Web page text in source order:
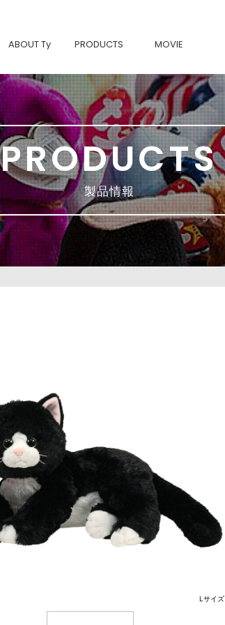
ABOUT Ty
Tyについて
Ty製品の魅力
PRODUCTS
BEANIE BABIES-復刻-
Beanie Bouncers
BEANIE BOOS
BEANIE BELLIES
BEANIE BABIES
SQUISH A BOOS
BEANIE BALLS
TEENy Tys
MINI BOOS
Ty FASHION
movies & TV
Classic
MOVIE
PRODUCTS
製品情報
Lサイズ